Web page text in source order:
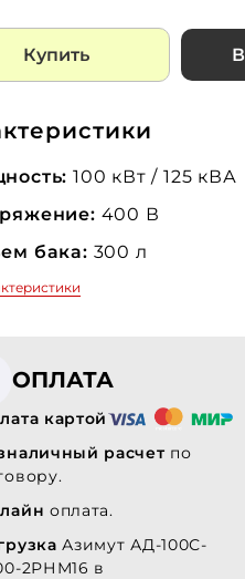
Купить
100 кВт / 125 кВА
400 В
бака: 300 л
ОПЛАТА
картой
расчет по
оплата.
Азимут АД-100С-
2РНМ16 в